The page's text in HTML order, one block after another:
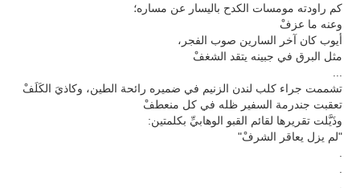
كم راودته مومسات الكدح باليسار عن مساره؛
وعنه ما عزفْ
أيوب كان آخر السارين صوب الفجر،
مثل البرق في جبينه يتقد الشغفْ
تشممت جراء كلب لندن الزنيم في ضميره رائحة الطين، وكاذيَ الكَلَفْ
تعقبت جندرمة السفير ظله في كل منعطفْ
وذَيَّلت تقريرها لقائم القبو الوهابيِّ بكلمتين:
"لم يزل يعاقر الشرفْ"